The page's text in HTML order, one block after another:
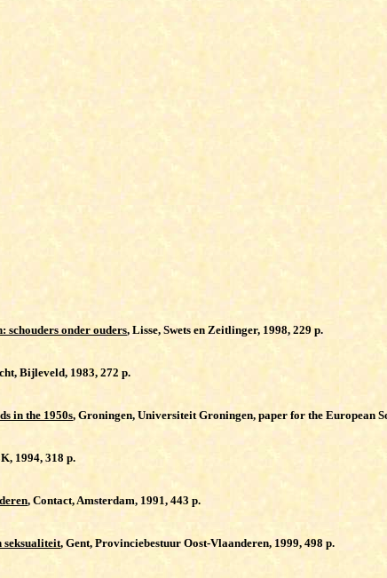
schouders onder ouders, Lisse, Swets en Zeitlinger, 1998, 229 p.
Bijleveld, 1983, 272 p.
in the 1950s, Groningen, Universiteit Groningen, paper for the European
1994, 318 p.
, Contact, Amsterdam, 1991, 443 p.
seksualiteit, Gent, Provinciebestuur Oost-Vlaanderen, 1999, 498 p.